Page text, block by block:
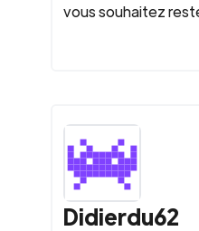
vous souhaitez
Didierdu62